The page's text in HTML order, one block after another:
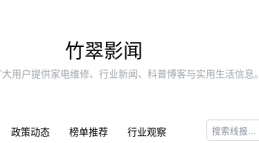
竹翠影闻
用户提供家电维修、行业新闻、科普博客与实用生活信息
政策动态 榜单推荐 行业观察